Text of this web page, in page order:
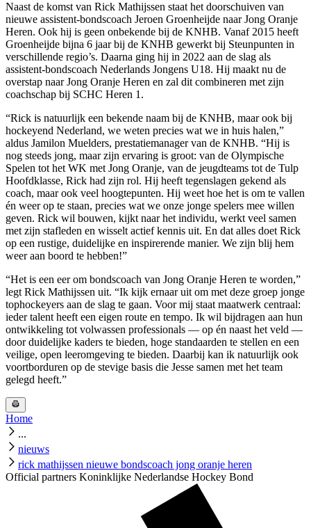
Naast de komst van Rick Mathijssen staat het doorschuiven van
nieuwe assistent-bondscoach Jeroen Groenheijde naar Jong Oranje
Heren. Ook hij is geen onbekende bij de KNHB. Vanaf 2015 heeft
Groenheijde bijna 6 jaar bij de KNHB gewerkt bij Steunpunten in
verschillende regio’s. Daarna ging hij in 2022 aan de slag als
assistent-bondscoach Nederlands Jongens U18. Hij maakt nu de
overstap naar Jong Oranje Heren en zal dit combineren met zijn
coachschap bij SCHC Heren 1.
“Rick is natuurlijk een bekende naam bij de KNHB, maar ook bij
hockeyend Nederland, we weten precies wat we in huis halen,”
aldus Jamilon Muelders, prestatiemanager van de KNHB. “Hij is
nog steeds jong, maar zijn ervaring is groot: van de Olympische
Spelen tot het WK met Jong Oranje, van de jeugdteams tot de Tulp
Hoofdklasse, Rick had zijn rol. Hij heeft tegenslagen gekend als
coach, maar ook veel hoogtepunten. Hij weet hoe het is om te vallen
én weer op te staan, precies wat we onze jonge spelers mee willen
geven. Rick wil bouwen, kijkt naar het individu, werkt veel samen
met zijn stafleden en wisselt actief kennis uit. En dat alles doet Rick
op een rustige, duidelijke en inspirerende manier. We zijn blij hem
weer aan boord te hebben!”
“Het is een eer om bondscoach van Jong Oranje Heren te worden,”
legt Rick Mathijssen uit. “Ik kijk ernaar uit om met deze groep jonge
tophockeyers aan de slag te gaan. Voor mij staat maatwerk centraal:
ieder talent heeft een eigen route en tempo. Ik wil bijdragen aan hun
ontwikkeling tot volwassen professionals — op én naast het veld —
door duidelijke kaders te bieden, hoge standaarden te stellen en een
veilige, open leeromgeving te bieden. Daarbij kan ik natuurlijk ook
voortborduren op de stevige basis die Jesse samen met het team
gelegd heeft.”
Home
...
nieuws
rick mathijssen nieuwe bondscoach jong oranje heren
Official partners Koninklijke Nederlandse Hockey Bond